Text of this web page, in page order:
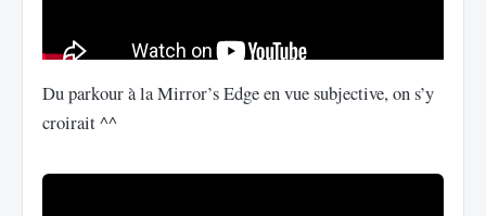
Du parkour à la Mirror’s Edge en vue subjective, on s’y
croirait ^^